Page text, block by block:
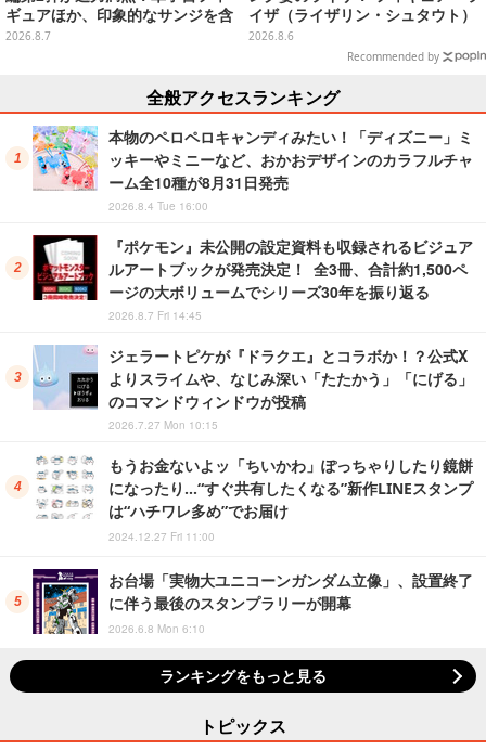
ギュアほか、印象的なサンジを含
む“手配書”ポスターなどにも注目
2026.8.7
イザ（ライザリン・シュタウト）
ウェディングStyle」が8月7日よ
り予約受付開始
2026.8.6
Recommended by
全般アクセスランキング
本物のペロペロキャンディみたい！「ディズニー」ミ
ッキーやミニーなど、おかおデザインのカラフルチャ
ーム全10種が8月31日発売
2026.8.4 Tue 16:00
『ポケモン』未公開の設定資料も収録されるビジュア
ルアートブックが発売決定！ 全3冊、合計約1,500ペ
ージの大ボリュームでシリーズ30年を振り返る
2026.8.7 Fri 14:45
ジェラートピケが『ドラクエ』とコラボか！？公式X
よりスライムや、なじみ深い「たたかう」「にげる」
のコマンドウィンドウが投稿
2026.7.27 Mon 10:15
もうお金ないよッ「ちいかわ」ぽっちゃりしたり鏡餅
になったり…“すぐ共有したくなる”新作LINEスタンプ
は“ハチワレ多め”でお届け
2024.12.27 Fri 11:00
お台場「実物大ユニコーンガンダム立像」、設置終了
に伴う最後のスタンプラリーが開幕
2026.6.8 Mon 6:10
ランキングをもっと見る
トピックス